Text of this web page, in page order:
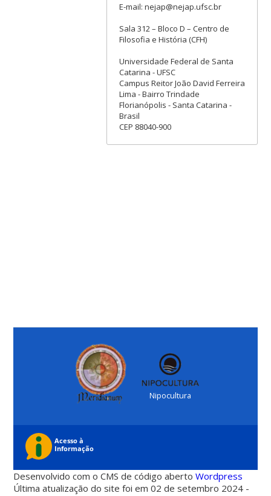
E-mail: nejap@nejap.ufsc.br
Sala 312 – Bloco D – Centro de
Filosofia e História (CFH)
Universidade Federal de Santa
Catarina - UFSC
Campus Reitor João David Ferreira
Lima - Bairro Trindade
Florianópolis - Santa Catarina -
Brasil
CEP 88040-900
Nipocultura
Desenvolvido com o CMS de código abertoWordpress
Última atualização do site foi em 02 de setembro 2024 -